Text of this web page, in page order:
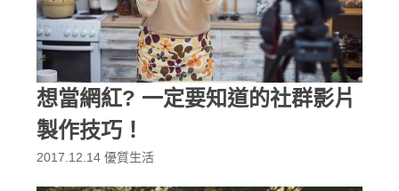
想當網紅? 一定要知道的社群影片
製作技巧！
2017.12.14 優質生活